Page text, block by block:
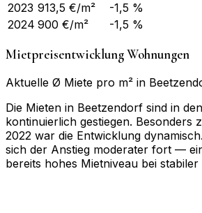
2023 913,5 €/m²
-1,5 %
2024 900 €/m² -1,5 %
Mietpreisentwicklung Wohnungen
Aktuelle Ø Miete pro m² in
Die Mieten in Beetzendorf sind in
kontinuierlich gestiegen. Besonders
2022 war die Entwicklung
sich der Anstieg moderater fort —
bereits hohes Mietniveau bei